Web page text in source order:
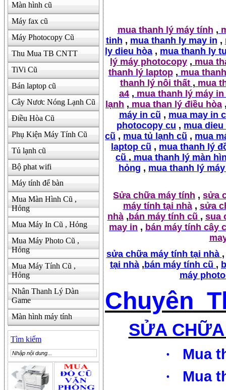
Màn hình cũ
Máy fax cũ
Máy Photocopy Cũ
Thu Mua TB CNTT
TiVi Cũ
Bán laptop cũ
Cây Nươc Nóng Lạnh Cũ
Điều Hòa Cũ
Phụ Kiện Máy Tính Cũ
Tủ lạnh cũ
Bộ phat wifi
Máy tính để bàn
Mua Màn Hình Cũ ,
Hỏng
Mua Máy In Cũ , Hỏng
Mua Máy Photo Cũ ,
Hỏng
Mua Máy Tính Cũ ,
Hỏng
Nhân Thanh Lý Dàn
Game
Màn hình máy tính
Tìm kiếm
mua thanh lý máy tính ,
tinh , mua thanh ly may in ,
ly dieu hòa , mua thanh ly
lý máy photocopy , mua
thanh lý laptop, mua
thanh lý nôi thất , mua
a4 , mua thanh lý máy in
lạnh , mua than lý điều hòa
máy in cũ , mua may in
photocopy cu , mua
cũ , mua tủ lạnh cũ , mua
laptop cũ , mua thanh lý
cũ , mua thanh lý màn
hỏng , mua thanh lý
Sửa chữa máy tính , sửa
máy tính tại nhà , sửa
nhà ,bán máy tính cũ , sua
may in , bán máy tính cây
sửa chữa máy tính tại nhà ,
tại nhà , bán máy tính cũ ,
máy
Chuyên
SỬA
·
Mua
·
Mua